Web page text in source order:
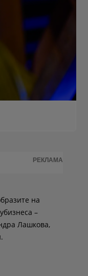
РЕКЛАМА
на
–
Лашкова,